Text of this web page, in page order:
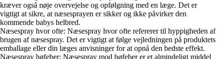
kræver også nøje overvejelse og opfølgning med en læge. Det er
vigtigt at sikre, at næsesprayen er sikker og ikke påvirker den
kommende babys helbred.
Næsespray hvor ofte: Næsespray hvor ofte refererer til hyppigheden af
brugen af næsespray. Det er vigtigt at følge vejledningen på produktets
emballage eller din læges anvisninger for at opnå den bedste effekt.
Næsespray høfeber: Næsespray mod høfeber er et almindeligt middel